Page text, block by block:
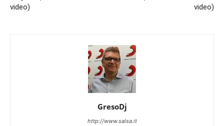
video)
video)
GresoDj
http://www.salsa.it